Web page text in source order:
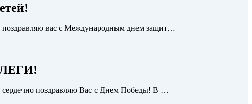
вас с Международным днем защит…
поздравляю Вас с Днем Победы! В …